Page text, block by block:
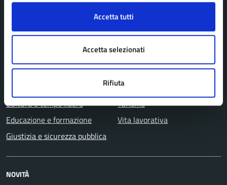
Accetta tutti
Accetta selezionati
Rifiuta
Agricoltura e pesca
Anagrafe e stato civile
Autorizzazioni
Cultura e tempo libero
Educazione e formazione
Giustizia e sicurezza pubblica
Imprese e commercio
Mobilità e trasporti
Salute, benessere e
assistenza
Tributi, finanze e
contravvenzioni
Turismo
Vita lavorativa
NOVITÀ